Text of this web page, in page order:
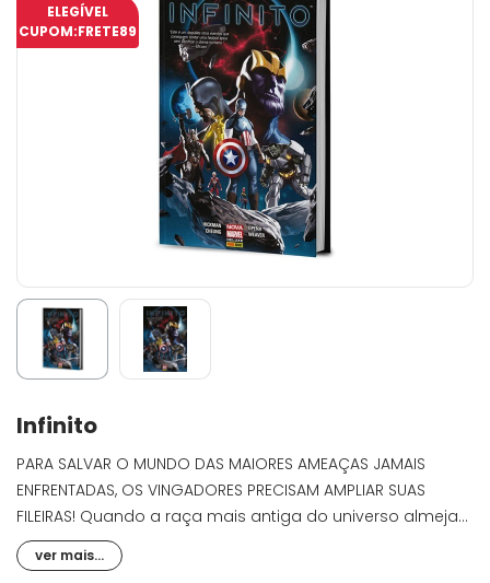
ELEGÍVEL
CUPOM:FRETE89
Infinito
PARA SALVAR O MUNDO DAS MAIORES AMEAÇAS JAMAIS
ENFRENTADAS, OS VINGADORES PRECISAM AMPLIAR SUAS
FILEIRAS! Quando a raça mais antiga do universo almeja
destruir a Terra, o Capitão América se vê obrigado a
pensar grande. Muito grande. Enquanto os membros da
ver mais...